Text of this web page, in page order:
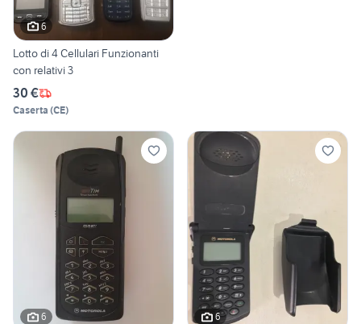
6
Lotto di 4 Cellulari Funzionanti
con relativi 3
30 €
Caserta (CE)
6 6